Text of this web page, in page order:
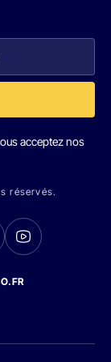
acceptez nos
réservés.